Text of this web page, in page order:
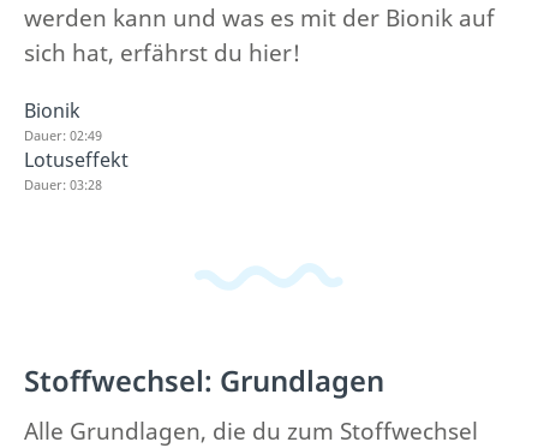
werden kann und was es mit der Bionik auf
sich hat, erfährst du hier!
Bionik
Dauer: 02:49
Lotuseffekt
Dauer: 03:28
Stoffwechsel: Grundlagen
Alle Grundlagen, die du zum Stoffwechsel